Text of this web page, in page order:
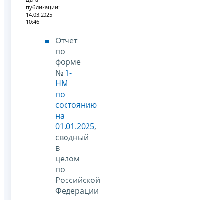
публикации:
14.03.2025
10:46
Отчет
по
форме
№ 1-
НМ
по
состоянию
на
01.01.2025,
сводный
в
целом
по
Российской
Федерации